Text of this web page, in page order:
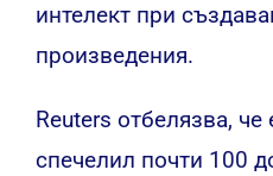
интелект при
произведения.
Reuters отбелязва,
спечелил почти 100